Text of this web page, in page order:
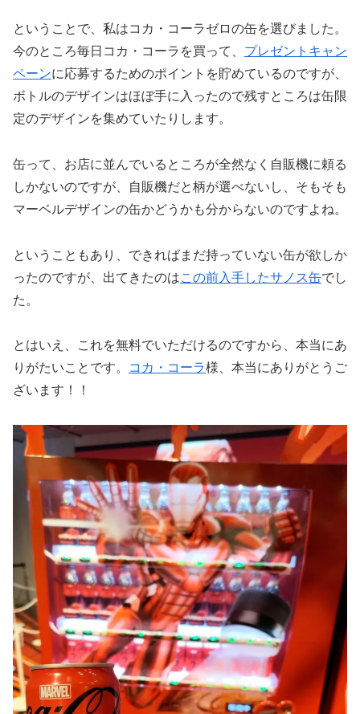
ということで、私はコカ・コーラゼロの缶を選びました。
今のところ毎日コカ・コーラを買って、 プレゼントキャン
ペーンに応募するためのポイントを貯めているのですが、
ボトルのデザインはほぼ手に入ったので残すところは缶限
定のデザインを集めていたりします。
缶って、お店に並んでいるところが全然なく自販機に頼る
しかないのですが、自販機だと柄が選べないし、そもそも
マーベルデザインの缶かどうかも分からないのですよね。
ということもあり、できればまだ持っていない缶が欲しか
ったのですが、出てきたのはこの前入手したサノス缶でし
た。
とはいえ、これを無料でいただけるのですから、本当にあ
りがたいことです。
コカ・コーラ様、本当にありがとうご
ざいます！！